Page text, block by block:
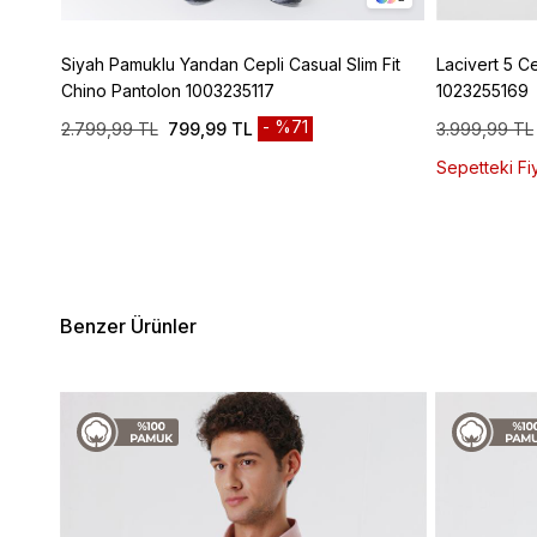
Siyah Pamuklu Yandan Cepli Casual Slim Fit
Chino Pantolon 1003235117
2.799,99 TL 799,99 TL %71
Lacivert 5
1023255169
3.999,99 TL
Sepetteki
Benzer Ürünler